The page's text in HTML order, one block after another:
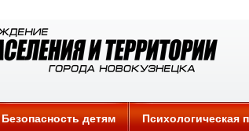
Безопасность детям Психологическая